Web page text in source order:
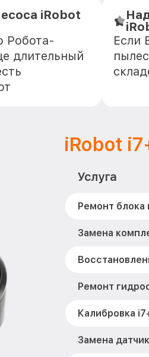
iRobot
Робота-
длительный
Если
iRobot
Услуга
Ремонт блока
Замена
Ремонт
Калибровка
Замена